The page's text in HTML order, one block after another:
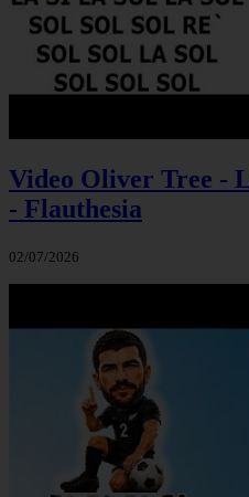
Video Oliver Tree -
- Flauthesia
02/07/2026